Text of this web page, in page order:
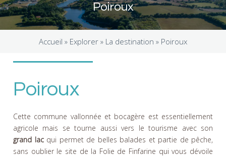
Poiroux
Accueil » Explorer » La destination » Poiroux
Poiroux
Cette commune vallonnée et bocagère est essentiellement
agricole mais se tourne aussi vers le tourisme avec son
grand lacqui permet de belles balades et partie de pêche,
sans oublier le site de la Folie de Finfarine qui vous dévoile